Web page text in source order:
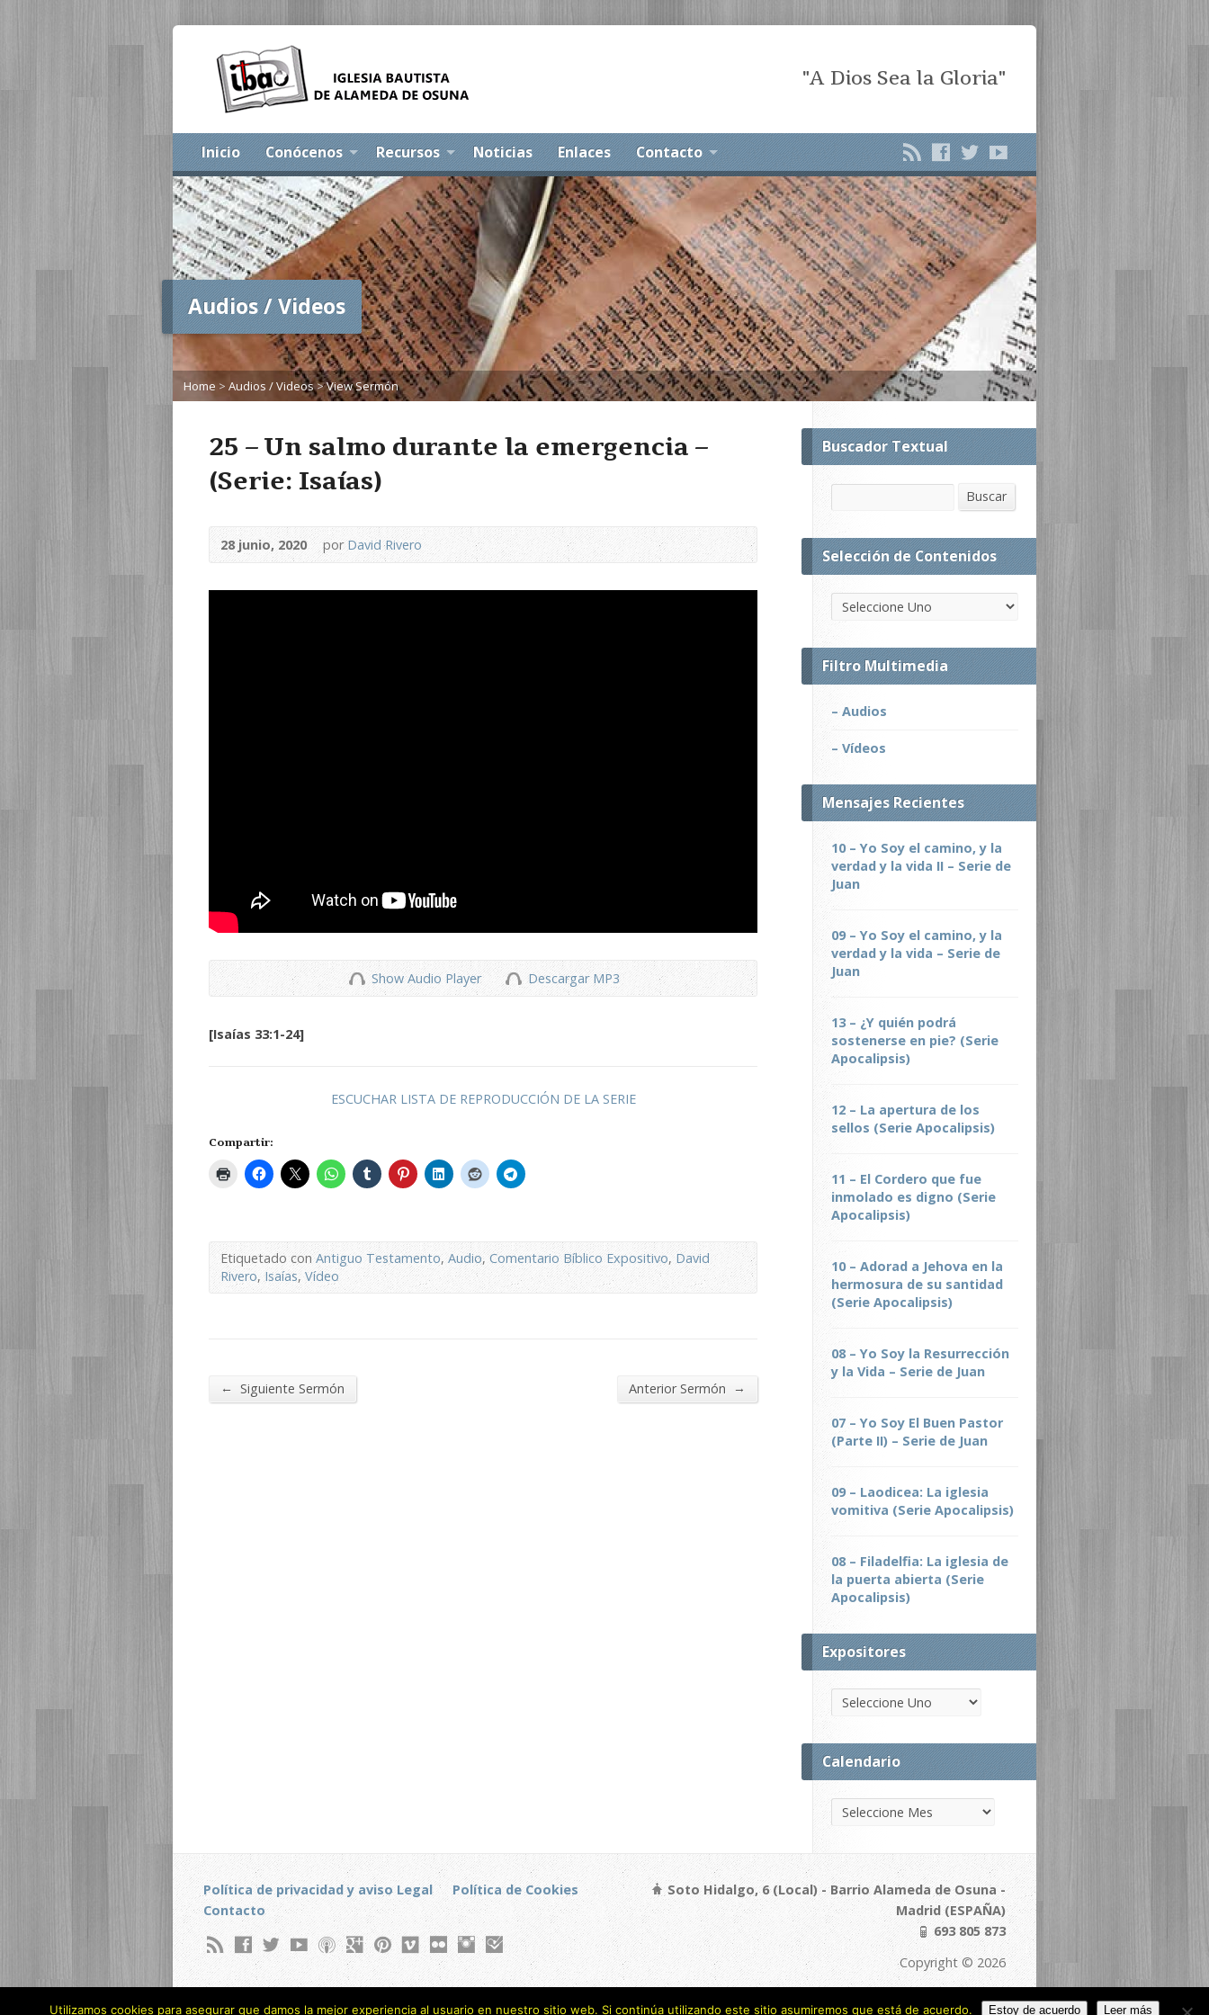
"A Dios Sea la Gloria"
Inicio Conócenos Recursos Noticias Enlaces Contacto
Audios / Videos
Home > Audios / Videos>View Sermón
25 – Un salmo durante la emergencia –
(Serie: Isaías)
28 junio, 2020 por David Rivero
Show Audio Player Descargar MP3
[Isaías 33:1-24]
ESCUCHAR LISTA DE REPRODUCCIÓN DE LA SERIE
Compartir:
Etiquetado conAntiguo Testamento, Audio,Comentario Bíblico Expositivo, David
Rivero,Isaías,Vídeo
← Siguiente Sermón Anterior Sermón →
Buscador Textual
Buscar
Selección de Contenidos
Filtro Multimedia
– Audios
– Vídeos
Mensajes Recientes
10 – Yo Soy el camino, y la
verdad y la vida II – Serie de
Juan
09 – Yo Soy el camino, y la
verdad y la vida – Serie de
Juan
13 – ¿Y quién podrá
sostenerse en pie? (Serie
Apocalipsis)
12 – La apertura de los
sellos (Serie Apocalipsis)
11 – El Cordero que fue
inmolado es digno (Serie
Apocalipsis)
10 – Adorad a Jehova en la
hermosura de su santidad
(Serie Apocalipsis)
08 – Yo Soy la Resurrección
y la Vida – Serie de Juan
07 – Yo Soy El Buen Pastor
(Parte II) – Serie de Juan
09 – Laodicea: La iglesia
vomitiva (Serie Apocalipsis)
08 – Filadelfia: La iglesia de
la puerta abierta (Serie
Apocalipsis)
Expositores
Calendario
Política de privacidad y aviso Legal
Política de Cookies
Contacto
Soto Hidalgo, 6 (Local) - Barrio Alameda de Osuna -
Madrid (ESPAÑA)
693 805 873
Copyright © 2026
Utilizamos cookies para asegurar que damos la mejor experiencia al usuario en nuestro sitio web. Si continúa utilizando este sitio asumiremos que está de acuerdo. Estoy de acuerdo Leer más